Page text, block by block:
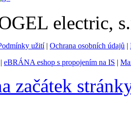
electric,
užití| Ochrana osobních údajů |
| eBRÁNA eshop s propojením na IS |
začátek